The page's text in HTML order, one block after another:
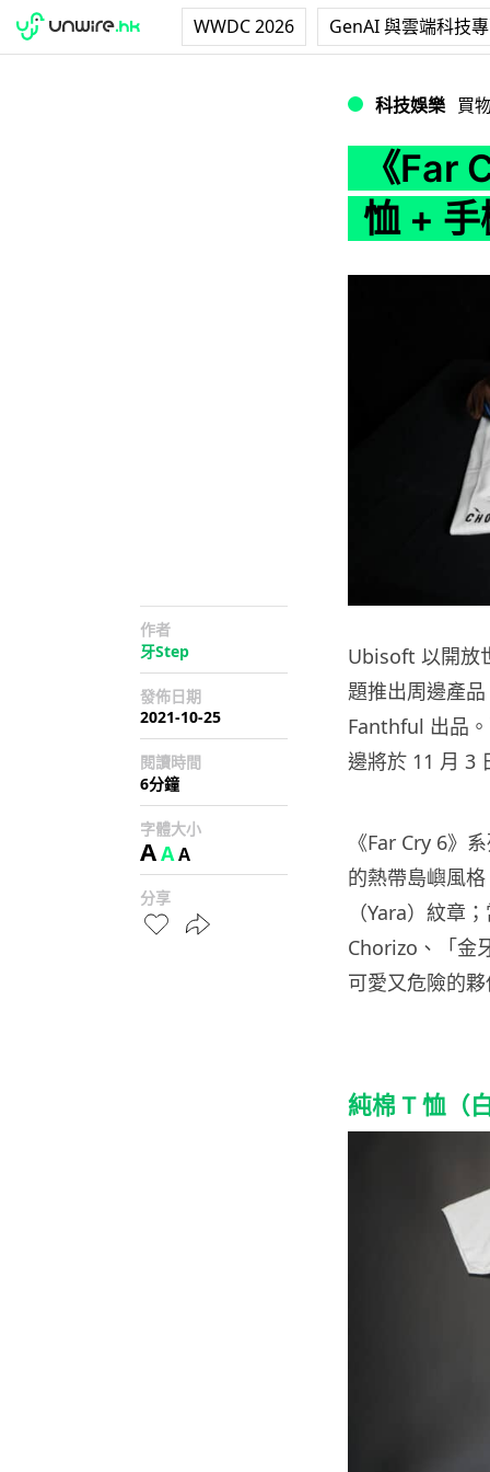
WWDC 2026 GenAI 與雲端科技
科技娛樂 買
《Far
恤 +
作者
牙Step
發佈日期
2021-10-25
閱讀時間
6分鐘
字體大小
AAA
分享
Ubisoft 以開放
題推出周邊產
Fanthful 出品
邊將於 11 月 3
《Far Cry 6》
的熱帶島嶼風
（Yara）紋章
Chorizo、「金
可愛又危險的
純棉 T 恤（